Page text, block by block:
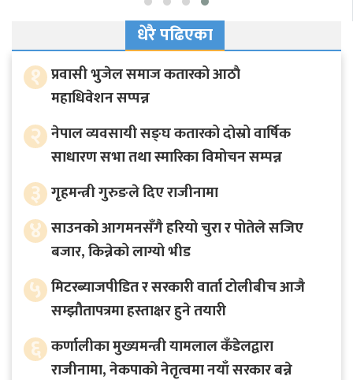
धेरै पढिएका
१ प्रवासी भुजेल समाज कतारको आठाै
महाधिवेशन सप्पन्न
२ नेपाल व्यवसायी सङ्घ कतारको दोस्रो वार्षिक
साधारण सभा तथा स्मारिका विमोचन सम्पन्न
३ गृहमन्त्री गुरुङले दिए राजीनामा
४ साउनको आगमनसँगै हरियो चुरा र पोतेले सजिए
बजार, किन्नेको लाग्यो भीड
५ मिटरब्याजपीडित र सरकारी वार्ता टोलीबीच आजै
सम्झौतापत्रमा हस्ताक्षर हुने तयारी
६ कर्णालीका मुख्यमन्त्री यामलाल कँडेलद्वारा
राजीनामा, नेकपाको नेतृत्वमा नयाँ सरकार बन्ने